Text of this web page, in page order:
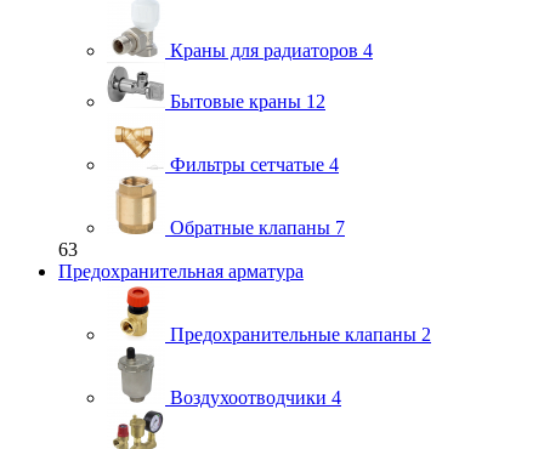
Краны для радиаторов 4
Бытовые краны 12
Фильтры сетчатые 4
Обратные клапаны 7
63
Предохранительная арматура
Предохранительные клапаны 2
Воздухоотводчики 4